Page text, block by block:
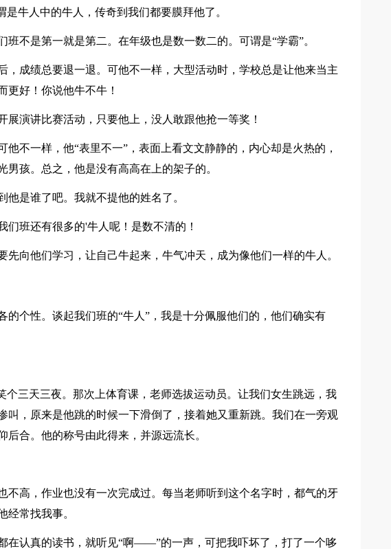
牛人中的牛人，传奇到我们都要膜拜他了。
是第一就是第二。在年级也是数一数二的。可谓是“学霸”。
成绩总要退一退。可他不一样，大型活动时，学校总是让他来当主
更好！你说他牛不牛！
演讲比赛活动，只要他上，没人敢跟他抢一等奖！
不一样，他“表里不一”，表面上看文文静静的，内心却是火热的，
孩。总之，他是没有高高在上的架子的。
是谁了吧。我就不提他的姓名了。
班还有很多的'牛人呢！是数不清的！
向他们学习，让自己牛起来，牛气冲天，成为像他们一样的牛人。
个性。谈起我们班的“牛人”，我是十分佩服他们的，他们确实有
三天三夜。那次上体育课，老师选拔运动员。让我们女生跳远，我
叫，原来是他跳的时候一下滑倒了，接着她又重新跳。我们在一旁观
合。他的称号由此得来，并源远流长。
高，作业也没有一次完成过。每当老师听到这个名字时，都气的牙
经常找我事。
认真的读书，就听见“啊——”的一声，可把我吓坏了，打了一个哆